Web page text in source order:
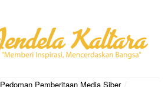
Pedoman Pemberitaan Media Siber